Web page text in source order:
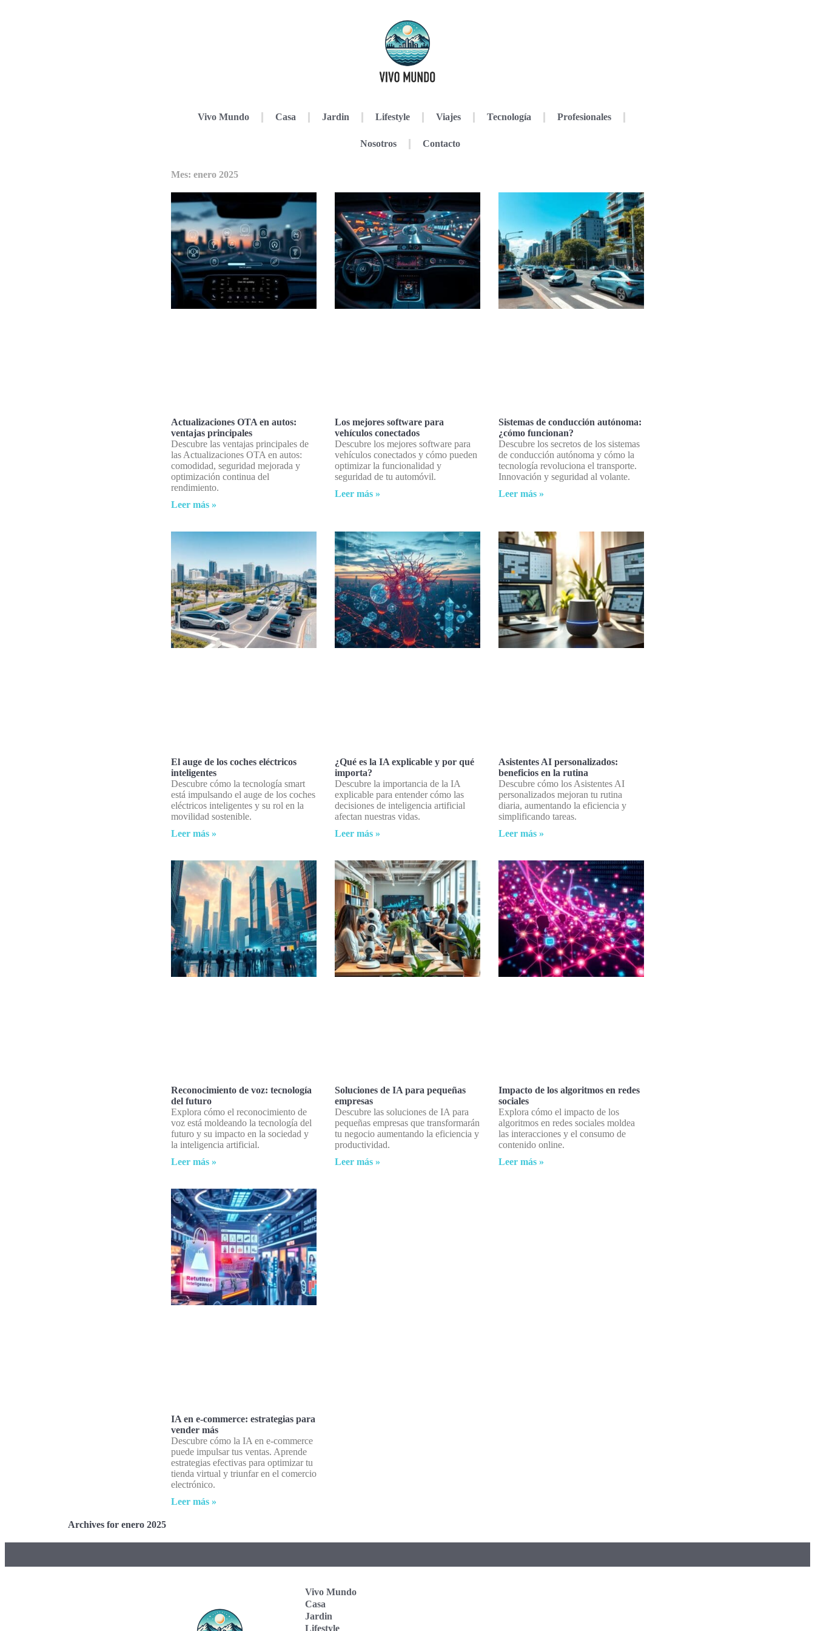
Vivo Mundo Casa Jardin Lifestyle Viajes Tecnología Profesionales
Nosotros Contacto
Mes: enero 2025
Actualizaciones OTA en autos:
ventajas principales
Descubre las ventajas principales de
las Actualizaciones OTA en autos:
comodidad, seguridad mejorada y
optimización continua del
rendimiento.
Leer más »
Los mejores software para
vehículos conectados
Descubre los mejores software para
vehículos conectados y cómo pueden
optimizar la funcionalidad y
seguridad de tu automóvil.
Leer más »
Sistemas de conducción autónoma:
¿cómo funcionan?
Descubre los secretos de los sistemas
de conducción autónoma y cómo la
tecnología revoluciona el transporte.
Innovación y seguridad al volante.
Leer más »
El auge de los coches eléctricos
inteligentes
Descubre cómo la tecnología smart
está impulsando el auge de los coches
eléctricos inteligentes y su rol en la
movilidad sostenible.
Leer más »
¿Qué es la IA explicable y por qué
importa?
Descubre la importancia de la IA
explicable para entender cómo las
decisiones de inteligencia artificial
afectan nuestras vidas.
Leer más »
Asistentes AI personalizados:
beneficios en la rutina
Descubre cómo los Asistentes AI
personalizados mejoran tu rutina
diaria, aumentando la eficiencia y
simplificando tareas.
Leer más »
Reconocimiento de voz: tecnología
del futuro
Explora cómo el reconocimiento de
voz está moldeando la tecnología del
futuro y su impacto en la sociedad y
la inteligencia artificial.
Leer más »
Soluciones de IA para pequeñas
empresas
Descubre las soluciones de IA para
pequeñas empresas que transformarán
tu negocio aumentando la eficiencia y
productividad.
Leer más »
Impacto de los algoritmos en redes
sociales
Explora cómo el impacto de los
algoritmos en redes sociales moldea
las interacciones y el consumo de
contenido online.
Leer más »
IA en e-commerce: estrategias para
vender más
Descubre cómo la IA en e-commerce
puede impulsar tus ventas. Aprende
estrategias efectivas para optimizar tu
tienda virtual y triunfar en el comercio
electrónico.
Leer más »
Archives for enero 2025
Vivo Mundo
Casa
Jardin
Lifestyle